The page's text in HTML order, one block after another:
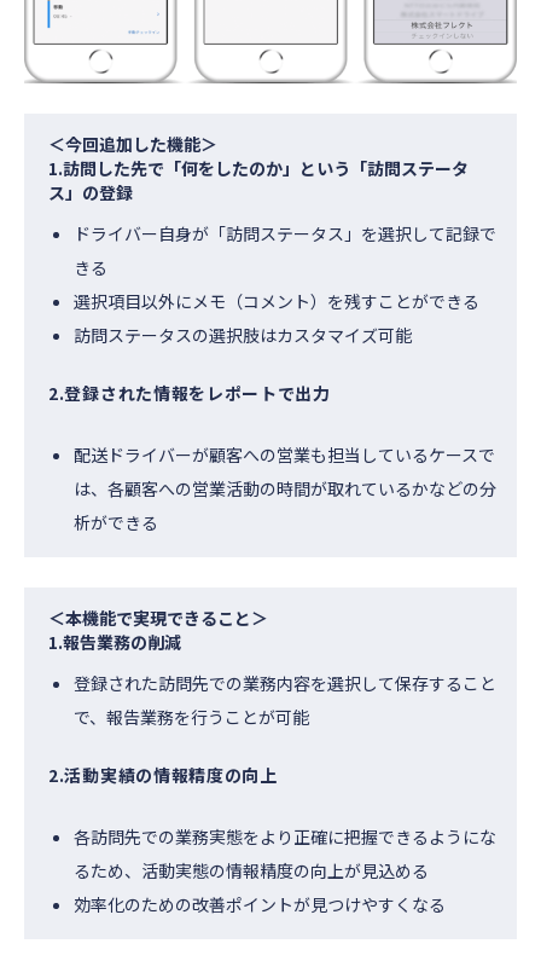
＜今回追加した機能＞
1.訪問した先で「何をしたのか」という「訪問ステータ
ス」の登録
ドライバー自身が「訪問ステータス」を選択して記録で
きる
選択項目以外にメモ（コメント）を残すことができる
訪問ステータスの選択肢はカスタマイズ可能
2.登録された情報をレポートで出力
配送ドライバーが顧客への営業も担当しているケースで
は、各顧客への営業活動の時間が取れているかなどの分
析ができる
＜本機能で実現できること＞
1.報告業務の削減
登録された訪問先での業務内容を選択して保存すること
で、報告業務を行うことが可能
2.活動実績の情報精度の向上
各訪問先での業務実態をより正確に把握できるようにな
るため、活動実態の情報精度の向上が見込める
効率化のための改善ポイントが見つけやすくなる